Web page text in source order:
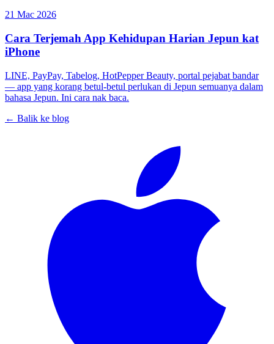
21 Mac 2026
Cara Terjemah App Kehidupan Harian Jepun kat
iPhone
LINE, PayPay, Tabelog, HotPepper Beauty, portal pejabat bandar
— app yang korang betul-betul perlukan di Jepun semuanya dalam
bahasa Jepun. Ini cara nak baca.
← Balik ke blog